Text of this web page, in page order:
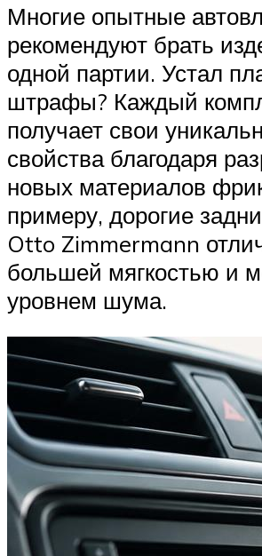
Многие опытные
рекомендуют брать
одной партии. Устал
штрафы? Каждый
получает свои
свойства благодаря
новых материалов
примеру, дорогие
Otto Zimmermann
большей мягкостью и
уровнем шума.